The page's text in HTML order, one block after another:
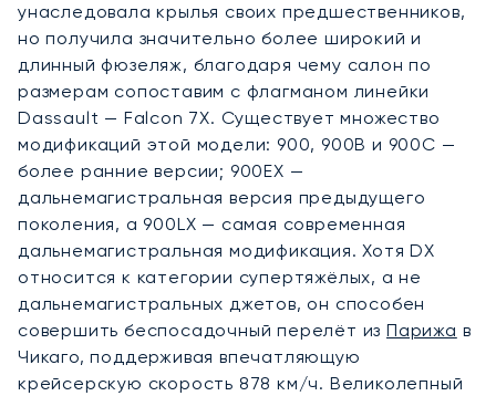
унаследовала крылья своих предшественников,
но получила значительно более широкий и
длинный фюзеляж, благодаря чему салон по
размерам сопоставим с флагманом линейки
Dassault — Falcon 7X. Существует множество
модификаций этой модели: 900, 900B и 900C —
более ранние версии; 900EX —
дальнемагистральная версия предыдущего
поколения, а 900LX — самая современная
дальнемагистральная модификация. Хотя DX
относится к категории супертяжёлых, а не
дальнемагистральных джетов, он способен
совершить беспосадочный перелёт из Парижа в
Чикаго, поддерживая впечатляющую
крейсерскую скорость 878 км/ч. Великолепный